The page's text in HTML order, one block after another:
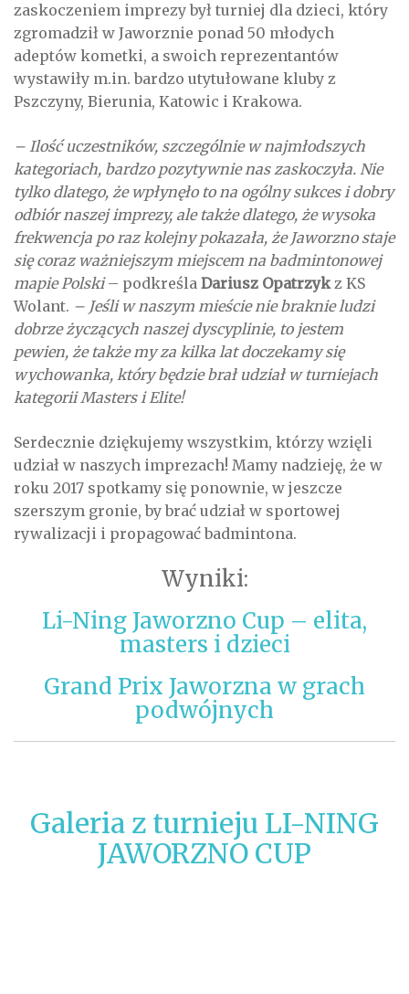
zaskoczeniem imprezy był turniej dla dzieci, który
zgromadził w Jaworznie ponad 50 młodych
adeptów kometki, a swoich reprezentantów
wystawiły m.in. bardzo utytułowane kluby z
Pszczyny, Bierunia, Katowic i Krakowa.
– Ilość uczestników, szczególnie w najmłodszych
kategoriach, bardzo pozytywnie nas zaskoczyła. Nie
tylko dlatego, że wpłynęło to na ogólny sukces i dobry
odbiór naszej imprezy, ale także dlatego, że wysoka
frekwencja po raz kolejny pokazała, że Jaworzno staje
się coraz ważniejszym miejscem na badmintonowej
mapie Polski– podkreśla Dariusz Opatrzykz KS
Wolant. – Jeśli w naszym mieście nie braknie ludzi
dobrze życzących naszej dyscyplinie, to jestem
pewien, że także my za kilka lat doczekamy się
wychowanka, który będzie brał udział w turniejach
kategorii Masters i Elite!
Serdecznie dziękujemy wszystkim, którzy wzięli
udział w naszych imprezach! Mamy nadzieję, że w
roku 2017 spotkamy się ponownie, w jeszcze
szerszym gronie, by brać udział w sportowej
rywalizacji i propagować badmintona.
Wyniki:
Li-Ning Jaworzno Cup – elita,
masters i dzieci
Grand Prix Jaworzna w grach
podwójnych
Galeria z turnieju LI-NING
JAWORZNO CUP